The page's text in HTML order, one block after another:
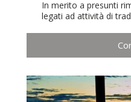
In merito a presunti
legati ad attività di